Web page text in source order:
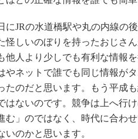
JRの水道橋駅や丸の内線の
怪しいのぼりを持ったおじさ
他人より少しでも有利な情報
やネットで誰でも同じ情報が
たのだと思います。もう平成
はないのです。競争は上へ行
む」のではなく、時代に合わ
のかと思います。